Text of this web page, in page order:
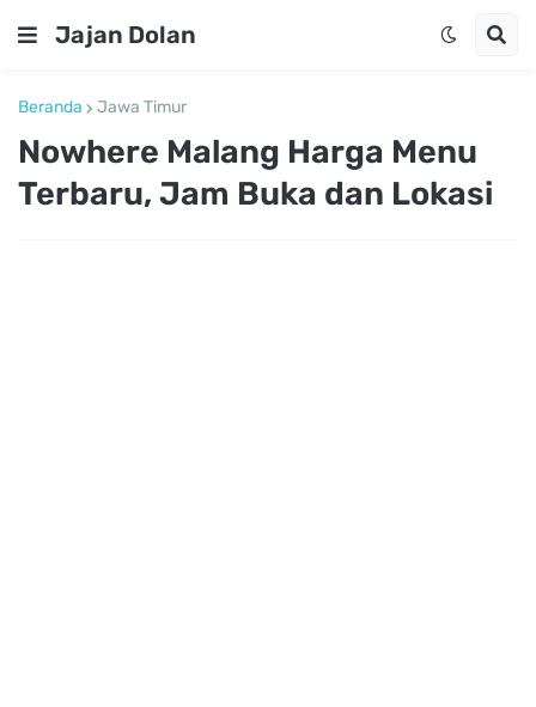
Jajan Dolan
Beranda Jawa Timur
Nowhere Malang Harga Menu
Terbaru, Jam Buka dan Lokasi